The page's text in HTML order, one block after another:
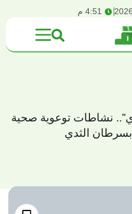
4:51 م
نشاطات توعوية صحية
الثدي